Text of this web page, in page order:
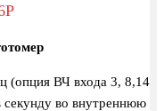
Р
(опция ВЧ входа 3, 8,14
во внутреннюю